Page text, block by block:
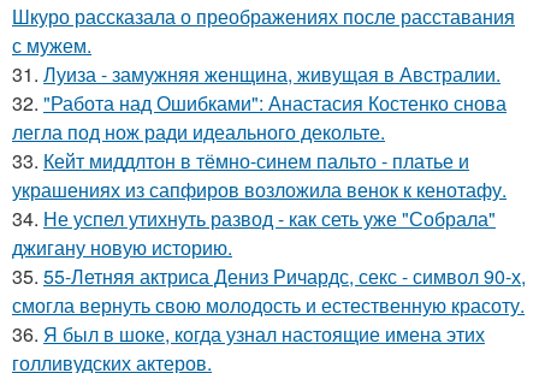
Шкуро рассказала о преображениях после расставания
с мужем.
31. Луиза - замужняя женщина, живущая в Австралии.
32. "Работа над Ошибками": Анастасия Костенко снова
легла под нож ради идеального декольте.
33. Кейт миддлтон в тёмно-синем пальто - платье и
украшениях из сапфиров возложила венок к кенотафу.
34. Не успел утихнуть развод - как сеть уже "Собрала"
джигану новую историю.
35. 55-Летняя актриса Дениз Ричардс, секс - символ 90-х,
смогла вернуть свою молодость и естественную красоту.
36. Я был в шоке, когда узнал настоящие имена этих
голливудских актеров.